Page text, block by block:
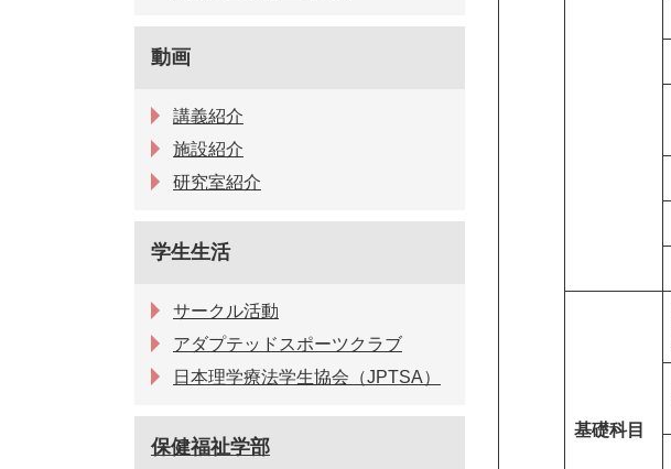
基礎科目
動画
講義紹介
施設紹介
研究室紹介
学生生活
サークル活動
アダプテッドスポーツクラブ
日本理学療法学生協会（JPTSA）
保健福祉学部